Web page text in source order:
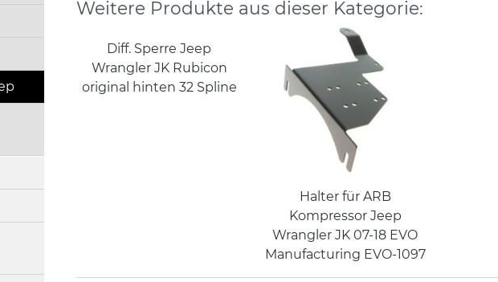
Weitere Produkte aus dieser Kategorie:
Diff. Sperre Jeep
Wrangler JK Rubicon
original hinten 32 Spline
Halter für ARB
Kompressor Jeep
Wrangler JK 07-18 EVO
Manufacturing EVO-1097